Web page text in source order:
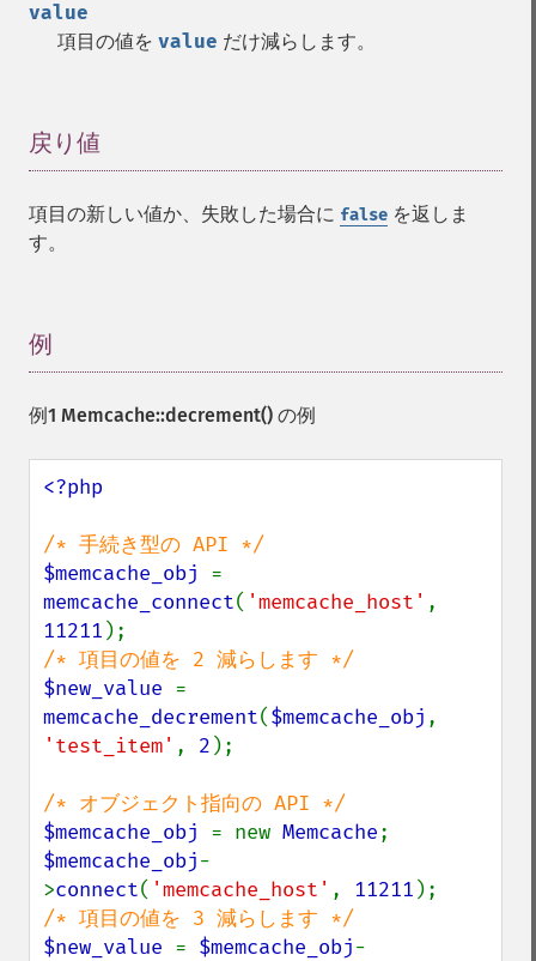
value
項目の値を value だけ減らします。
戻り値
項目の新しい値か、失敗した場合に false を返しま
す。
例
例1 Memcache::decrement() の例
<?php
$memcache_obj
memcache_connect( 'memcache_host'
11211
$new_value
memcache_decrement($memcache_obj
'test_item' , 2 );
$memcache_obj = new Memcache
$memcache_obj-
>connect( 'memcache_host' , 11211
$new_value = $memcache_obj-